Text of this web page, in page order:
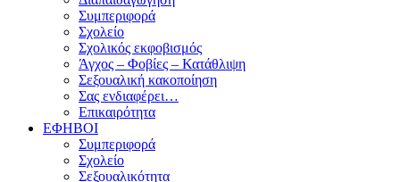
Συμπεριφορά
Σχολείο
Σχολικός εκφοβισμός
Άγχος – Φοβίες – Κατάθλιψη
Σεξουαλική κακοποίηση
Σας ενδιαφέρει…
Επικαιρότητα
ΕΦΗΒΟΙ
Συμπεριφορά
Σχολείο
Σεξουαλικότητα